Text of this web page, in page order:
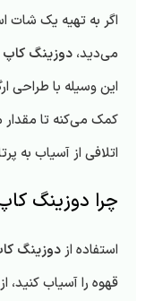
اگر به تهیه یک شات
می‌دید، دوزینگ کاپ
این وسیله با طراحی
کمک می‌کنه تا مقدار
اتلافی از آسیاب به
چرا دوزینگ
استفاده ازدوزینگ
قهوه را آسیاب